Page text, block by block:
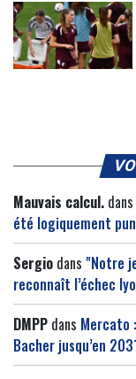
Mauvais calcul. dans
été logiquement
Sergio dans "Notre
reconnaît l’échec
DMPP dans Mercato
Bacher jusqu’en